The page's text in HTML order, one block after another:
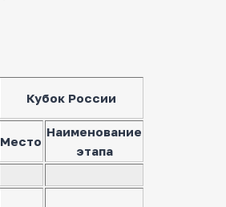
Кубок России
Место
Наименование
этапа